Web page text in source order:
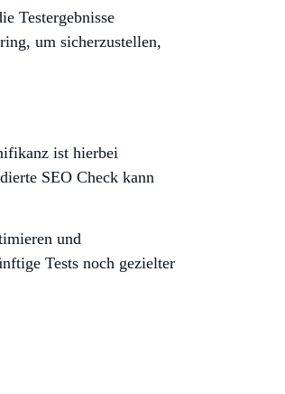
Testergebnisse
um sicherzustellen,
ist hierbei
SEO Check kann
und
Tests noch gezielter